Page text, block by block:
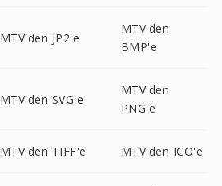
MTV'den JP2'e
MTV'den
BMP'e
MTV'den SVG'e
MTV'den
PNG'e
MTV'den TIFF'e MTV'den ICO'e